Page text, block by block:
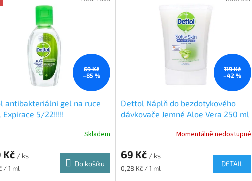
69 Kč
–85 %
antibakteriální gel na ruce
Expirace 5/22!!!!!
Skladem
Kč / ks
/ 1 ml
Do košíku
119 Kč
–42 %
Dettol Náplň do bezdotykového
dávkovače Jemné Aloe Vera 250 ml
Momentálně nedostupné
69 Kč / ks
Měrná
0,28 Kč / 1 ml
DETAIL